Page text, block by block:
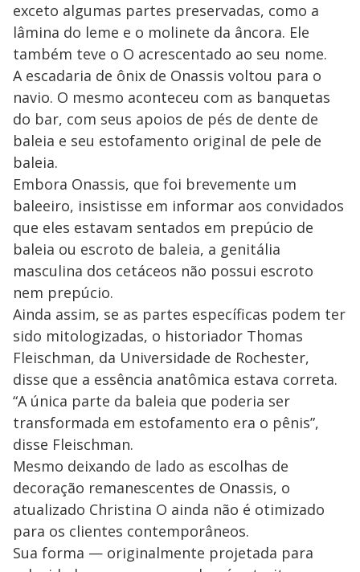
exceto algumas partes preservadas, como a
lâmina do leme e o molinete da âncora. Ele
também teve o O acrescentado ao seu nome.
A escadaria de ônix de Onassis voltou para o
navio. O mesmo aconteceu com as banquetas
do bar, com seus apoios de pés de dente de
baleia e seu estofamento original de pele de
baleia.
Embora Onassis, que foi brevemente um
baleeiro, insistisse em informar aos convidados
que eles estavam sentados em prepúcio de
baleia ou escroto de baleia, a genitália
masculina dos cetáceos não possui escroto
nem prepúcio.
Ainda assim, se as partes específicas podem ter
sido mitologizadas, o historiador Thomas
Fleischman, da Universidade de Rochester,
disse que a essência anatômica estava correta.
“A única parte da baleia que poderia ser
transformada em estofamento era o pênis”,
disse Fleischman.
Mesmo deixando de lado as escolhas de
decoração remanescentes de Onassis, o
atualizado Christina O ainda não é otimizado
para os clientes contemporâneos.
Sua forma — originalmente projetada para